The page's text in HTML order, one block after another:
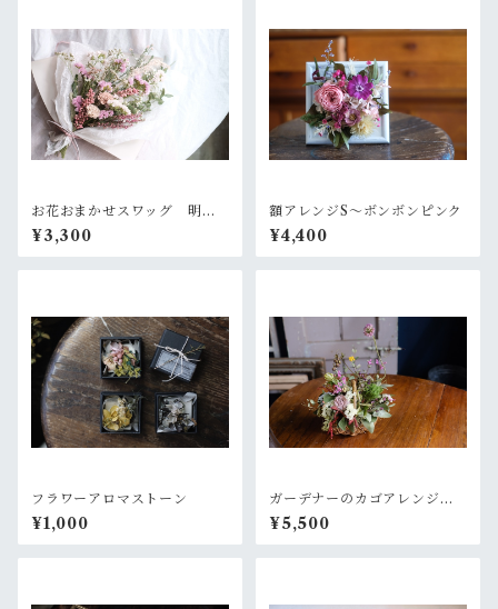
お花おまかせスワッグ 明る
いピンク系
¥3,300
額アレンジS〜ボンボンピンク
¥4,400
フラワーアロマストーン
¥1,000
ガーデナーのカゴアレンジM~
ピンク赤色×グリーン【オーダ
ー後制作】
¥5,500